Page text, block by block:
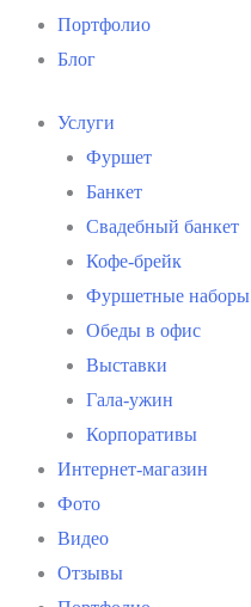
Портфолио
Блог
Услуги
Фуршет
Банкет
Свадебный банкет
Кофе-брейк
Фуршетные наборы
Обеды в офис
Выставки
Гала-ужин
Корпоративы
Интернет-магазин
Фото
Видео
Отзывы